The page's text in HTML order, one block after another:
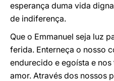
esperança duma vida
de indiferença.
Que o Emmanuel seja luz
ferida. Enterneça o nosso
endurecido e egoísta e
amor. Através dos nossos